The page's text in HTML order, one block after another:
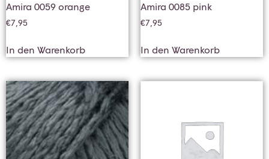
Amira 0059 orange
€7,95
In den Warenkorb
Amira 0085 pink
€7,95
In den Warenkorb